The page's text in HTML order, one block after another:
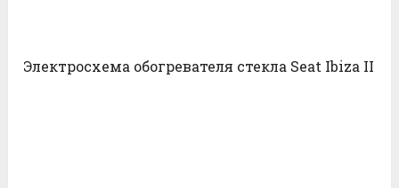
Электросхема обогревателя стекла Seat Ibiza II